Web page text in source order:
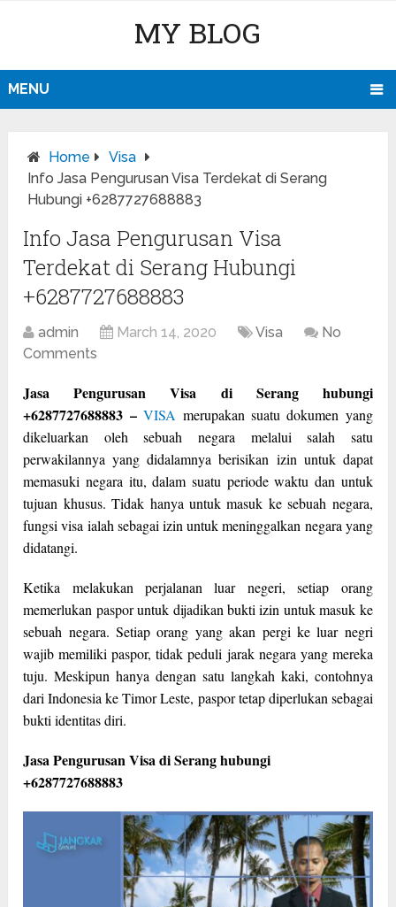
MY BLOG
MENU
Home
Visa
Info Jasa Pengurusan Visa Terdekat di Serang
Hubungi +6287727688883
Info Jasa Pengurusan Visa
Terdekat di Serang Hubungi
+6287727688883
admin March 14, 2020 Visa
No
Comments
Jasa Pengurusan Visa di Serang hubungi
+6287727688883 –VISA merupakan suatu dokumen yang
dikeluarkan oleh sebuah negara melalui salah satu
perwakilannya yang didalamnya berisikan izin untuk dapat
memasuki negara itu, dalam suatu periode waktu dan untuk
tujuan khusus. Tidak hanya untuk masuk ke sebuah negara,
fungsi visa ialah sebagai izin untuk meninggalkan negara yang
didatangi.
Ketika melakukan perjalanan luar negeri, setiap orang
memerlukan paspor untuk dijadikan bukti izin untuk masuk ke
sebuah negara. Setiap orang yang akan pergi ke luar negri
wajib memiliki paspor, tidak peduli jarak negara yang mereka
tuju. Meskipun hanya dengan satu langkah kaki, contohnya
dari Indonesia ke Timor Leste, paspor tetap diperlukan sebagai
bukti identitas diri.
Jasa Pengurusan Visa di Serang hubungi
+6287727688883